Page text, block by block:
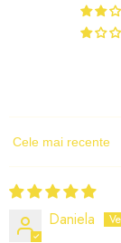
Sort By
Daniela